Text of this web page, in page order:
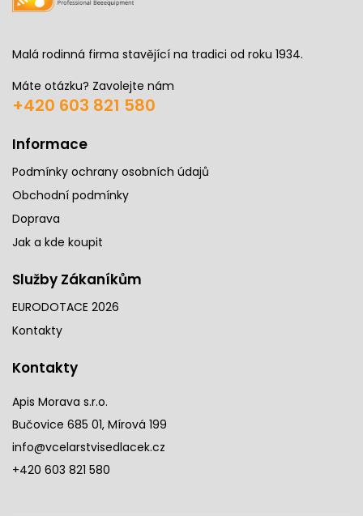
Malá rodinná firma stavějící na tradici od roku 1934.
Máte otázku? Zavolejte nám
+420 603 821 580
Informace
Podmínky ochrany osobních údajů
Obchodní podmínky
Doprava
Jak a kde koupit
Služby Zákaníkům
EURODOTACE 2026
Kontakty
Kontakty
Apis Morava s.r.o.
Bučovice 685 01, Mírová 199
info@vcelarstvisedlacek.cz
+420 603 821 580